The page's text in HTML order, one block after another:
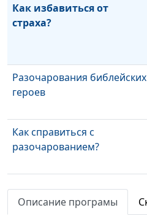
Как избавиться от
страха?
Разочарования библейских
героев
Как справиться с
разочарованием?
Как правильно гневаться?
Описание програмы